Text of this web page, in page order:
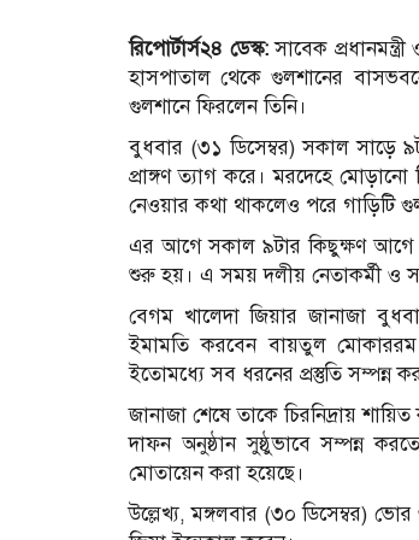
রিপোর্টার্স২৪ ডেস্ক:সাবেক
হাসপাতাল থেকে গুলশানের
গুলশানে ফিরলেন তিনি।
বুধবার (৩১ ডিসেম্বর) সকাল সাড়ে
প্রাঙ্গণ ত্যাগ করে। মরদেহে
নেওয়ার কথা থাকলেও পরে গাড়িটি
এর আগে সকাল ৯টার কিছুক্ষণ আগে
শুরু হয়। এ সময় দলীয় নেতাকর্মী ও
বেগম খালেদা জিয়ার জানাজা
ইমামতি করবেন বায়তুল
ইতোমধ্যে সব ধরনের প্রস্তুতি সম্পন্ন
জানাজা শেষে তাকে চিরনিদ্রায়
দাফন অনুষ্ঠান সুষ্ঠুভাবে সম্পন্ন
মোতায়েন করা হয়েছে।
উল্লেখ্য, মঙ্গলবার (৩০ ডিসেম্বর)